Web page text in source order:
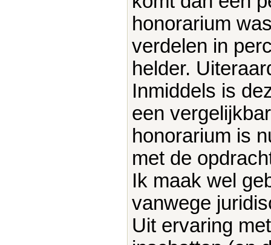
honorarium
verdelen in
helder.
Inmiddels is
een
honorarium is
met de
Ik maak wel
vanwege
Uit ervaring